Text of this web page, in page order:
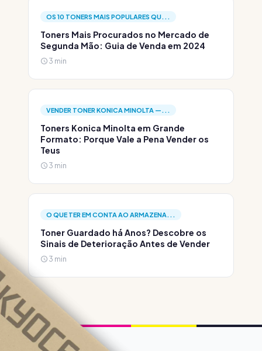
OS 10 TONERS MAIS POPULARES QU...
Toners Mais Procurados no Mercado de
Segunda Mão: Guia de Venda em 2024
3 min
VENDER TONER KONICA MINOLTA —...
Toners Konica Minolta em Grande
Formato: Porque Vale a Pena Vender os
Teus
3 min
O QUE TER EM CONTA AO ARMAZENA...
Toner Guardado há Anos? Descobre os
Sinais de Deterioração Antes de Vender
3 min